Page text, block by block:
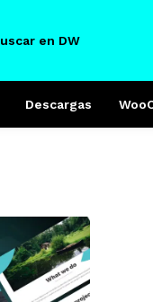
en DW
Descargas